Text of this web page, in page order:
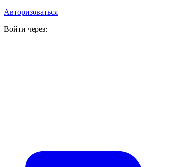
Авторизоваться
Войти через: